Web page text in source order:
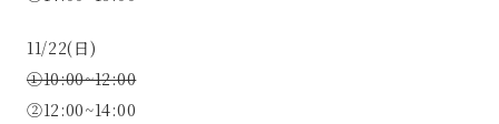
11/22(日)
①10:00~12:00
②12:00~14:00